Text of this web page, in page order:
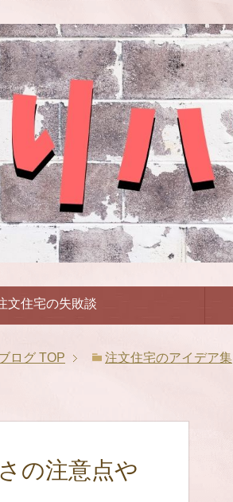
文住宅の失敗談
ログ TOP
注文住宅のアイデア集
の注意点や